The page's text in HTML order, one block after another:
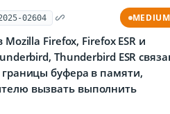
02604 MEDIUM
Firefox, Firefox ESR и
Thunderbird ESR
буфера в памяти,
вызвать выполнить